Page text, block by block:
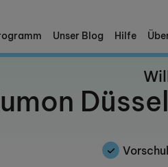
Unser Blog Hilfe